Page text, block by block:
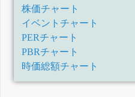
株価チャート
イベントチャート
PERチャート
PBRチャート
時価総額チャート